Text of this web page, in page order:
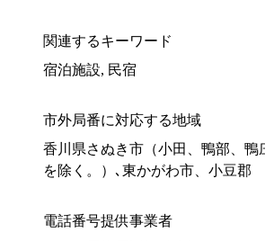
関連するキーワード
宿泊施設, 民宿
市外局番に対応する地域
香川県さぬき市（小田、鴨部、鴨
を除く。）､東かがわ市、小豆郡
電話番号提供事業者